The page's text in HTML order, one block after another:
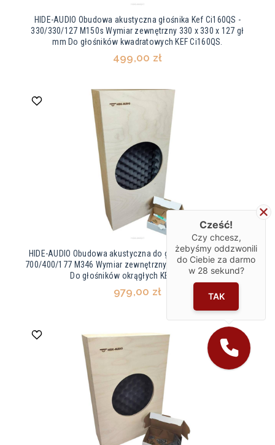
HIDE-AUDIO Obudowa akustyczna głośnika Kef Ci160QS -
330/330/127 M150s Wymiar zewnętrzny 330 x 330 x 127 gł
mm Do głośników kwadratowych KEF Ci160QS.
499,00 zł
HIDE-AUDIO Obudowa akustyczna do głośnika Kef Ci200ER -
700/400/177 M346 Wymiar zewnętrzny 700 x 400 x 177 gł mm
Do głośników okrągłych KEF Ci200ER
979,00 zł
Cześć!
Czy chcesz,
żebyśmy oddzwonili
do Ciebie za darmo
w 28 sekund?
TAK